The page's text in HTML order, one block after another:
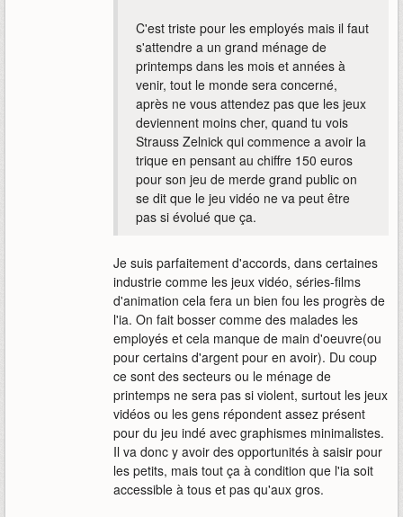
C'est triste pour les employés mais il faut
s'attendre a un grand ménage de
printemps dans les mois et années à
venir, tout le monde sera concerné,
après ne vous attendez pas que les jeux
deviennent moins cher, quand tu vois
Strauss Zelnick qui commence a avoir la
trique en pensant au chiffre 150 euros
pour son jeu de merde grand public on
se dit que le jeu vidéo ne va peut être
pas si évolué que ça.
Je suis parfaitement d'accords, dans certaines
industrie comme les jeux vidéo, séries-films
d'animation cela fera un bien fou les progrès de
l'ia. On fait bosser comme des malades les
employés et cela manque de main d'oeuvre(ou
pour certains d'argent pour en avoir). Du coup
ce sont des secteurs ou le ménage de
printemps ne sera pas si violent, surtout les jeux
vidéos ou les gens répondent assez présent
pour du jeu indé avec graphismes minimalistes.
Il va donc y avoir des opportunités à saisir pour
les petits, mais tout ça à condition que l'ia soit
accessible à tous et pas qu'aux gros.